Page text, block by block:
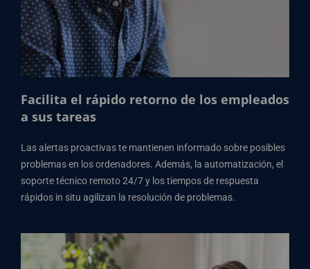
Facilita el rápido retorno de los empleados
a sus tareas
Las alertas proactivas te mantienen informado sobre posibles
problemas en los ordenadores. Además, la automatización, el
soporte técnico remoto 24/7 y los tiempos de respuesta
rápidos in situ agilizan la resolución de problemas.